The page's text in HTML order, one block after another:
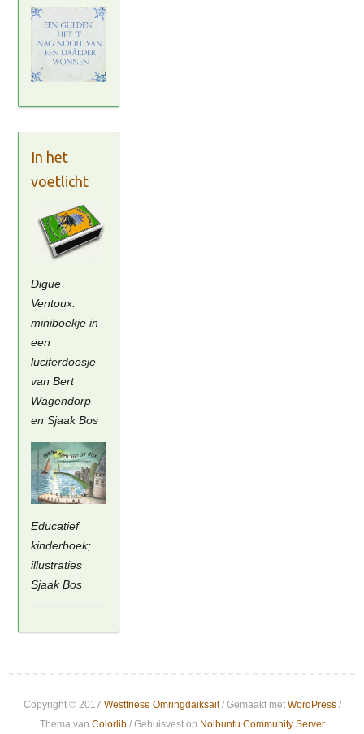
In het
voetlicht
Digue
Ventoux:
miniboekje in
een
luciferdoosje
van Bert
Wagendorp
en Sjaak Bos
Educatief
kinderboek;
illustraties
Sjaak Bos
Copyright © 2017 Westfriese Omringdaiksait/ Gemaakt met WordPress/
Thema van Colorlib/ Gehuisvest op Nolbuntu Community Server